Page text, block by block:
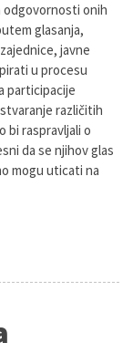
odgovornosti onih
glasanja,
javne
u procesu
participacije
različitih
bi raspravljali o
da se njihov glas
mogu uticati na